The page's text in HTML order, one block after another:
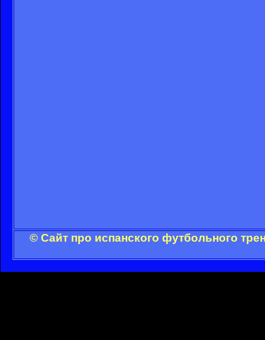
© Сайт про испанского футбольного